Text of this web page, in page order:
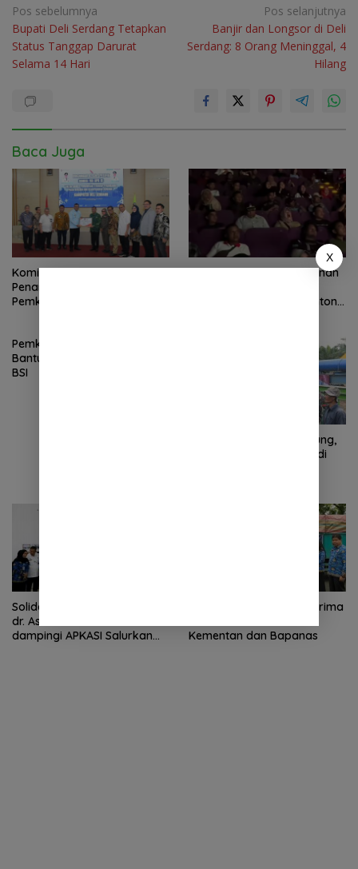
Navigasi
pos
Pos sebelumnya
Bupati Deli Serdang Tetapkan
Status Tanggap Darurat
Selama 14 Hari
Pos selanjutnya
Banjir dan Longsor di Deli
Serdang: 8 Orang Meninggal, 4
Hilang
Baca Juga
Komisi VIII DPR RI Apresiasi
Penanganan Pascabencana
Pemkab Deli Serdang
Bupati Asriluddin Tambunan
Petugas Kebersihan Nonton
Pemkab Deli Serdang Terima
Bantuan Kemanusiaan dari
BSI
Jembatan Bailey Rampung,
Aktivitas Warga 3 Desa di
Solidaritas Bupati Nasional:
dr. Asriluddin Tambunan
dampingi APKASI Salurkan
Pemkab Deli Serdang Terima
Kementan dan Bapanas
X